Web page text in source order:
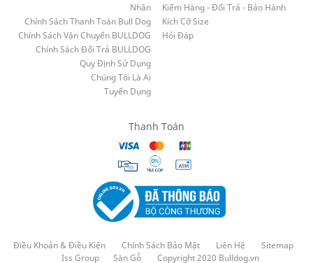
Nhân
Chính Sách Thanh Toán Bull Dog
Chính Sách Vận Chuyển BULLDOG
Chính Sách Đổi Trả BULLDOG
Quy Định Sử Dụng
Chúng Tôi Là Ai
Tuyển Dụng
Kiểm Hàng - Đổi Trả - Bảo Hành
Kích Cỡ Size
Hỏi Đáp
Thanh Toán
Điều Khoản & Điều Kiện Chính Sách Bảo Mật Liên Hệ
Sitemap
Iss Group
Sàn Gỗ Copyright 2020 Bulldog.vn